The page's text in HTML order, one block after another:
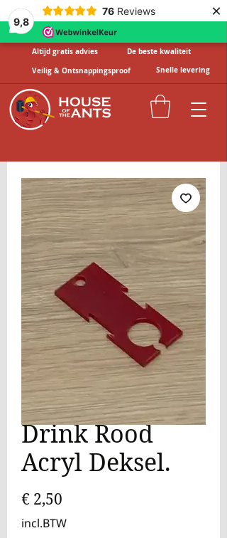
9,8
76 Reviews ×
Altijd gratis advies
De beste kwaliteit
Veilig & Ontsnappingsproof
Snelle levering
Drink Rood
Acryl Deksel.
€ 2,50
incl.BTW